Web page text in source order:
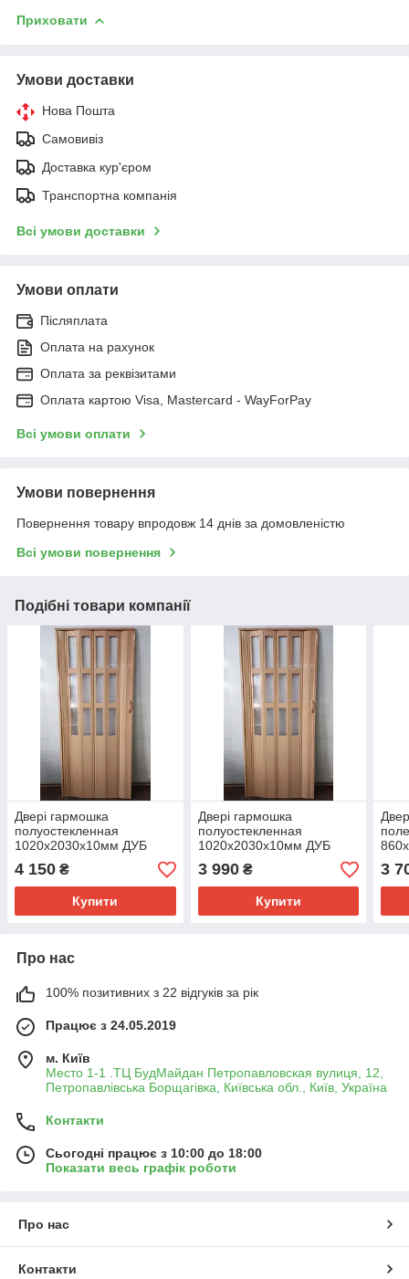
Приховати
Умови доставки
Нова Пошта
Самовивіз
Доставка кур'єром
Транспортна компанія
Всі умови доставки
Умови оплати
Післяплата
Оплата на рахунок
Оплата за реквізитами
Оплата картою Visa, Mastercard - WayForPay
Всі умови оплати
Умови повернення
Повернення товару впродовж 14 днів за домовленістю
Всі умови повернення
Подібні товари компанії
Двері гармошка
полуостекленная
1020х2030х10мм ДУБ
Світлий №3
4 150 ₴
Купити
Двері гармошка
полуостекленная
1020х2030х10мм ДУБ
Світлий №3
3 990₴
Купити
№5
3
Про нас
100% позитивних з 22 відгуків за рік
Працює з 24.05.2019
м. Київ
Место 1-1 .ТЦ БудМайдан Петропавловская вулиця, 12,
Петропавлівська Борщагівка, Київська обл., Київ, Україна
Контакти
Сьогодні працює з 10:00 до 18:00
Показати весь графік роботи
Про нас
Контакти